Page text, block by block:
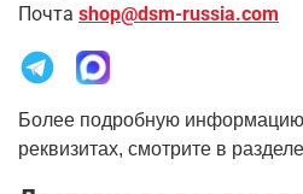
Почта shop@dsm-russia.com
Более подробную информацию
реквизитах, смотрите в